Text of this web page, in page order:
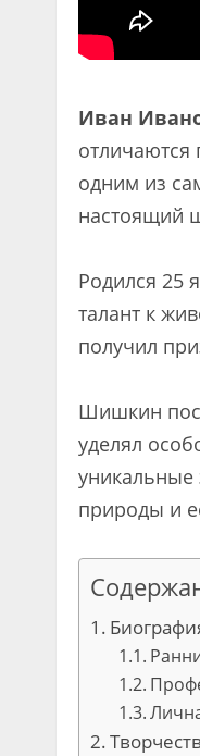
Иван
одним из
настоящий
Родился 25
талант к
получил
Шишкин
уделял
уникальные
природы и